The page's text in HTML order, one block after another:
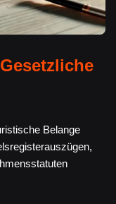
Belange